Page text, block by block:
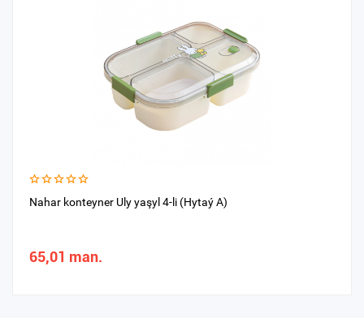
Nahar konteyner Uly yaşyl 4-li (Hytaý A)
65,01 man.